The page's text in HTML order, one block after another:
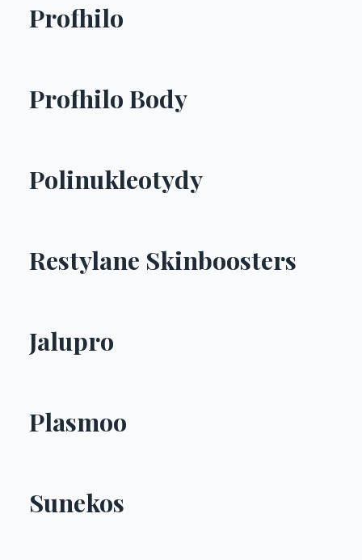
Profhilo
Profhilo Body
Polinukleotydy
Restylane Skinboosters
Jalupro
Plasmoo
Sunekos